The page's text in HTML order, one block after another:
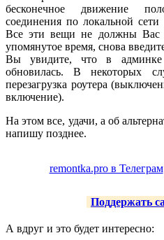
бесконечное движение
соединения по локальной
Все эти вещи не должны Вас
упомянутое время, снова
Вы увидите, что в админке
обновилась. В некоторых
перезагрузка роутера
включение).
На этом все, удачи, а об
напишу позднее.
remontka.pro в Телеграм
Поддержать
А вдруг и это будет интересно: